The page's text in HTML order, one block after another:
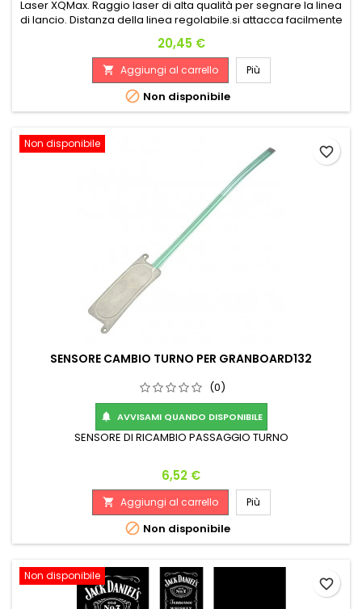
Laser XQMax. Raggio laser di alta qualità per segnare la linea
di lancio. Distanza della linea regolabile.si attacca facilmente
incluse)
Prezzo
20,45 €
 Aggiungi al carrello Più
 Non disponibile
Non disponibile
SENSORE CAMBIO TURNO PER GRANBOARD132
(0)
 AVVISAMI QUANDO DISPONIBILE
SENSORE DI RICAMBIO PASSAGGIO TURNO
Prezzo
6,52 €
 Aggiungi al carrello Più
 Non disponibile
favorite_border
Non disponibile
favorite_border